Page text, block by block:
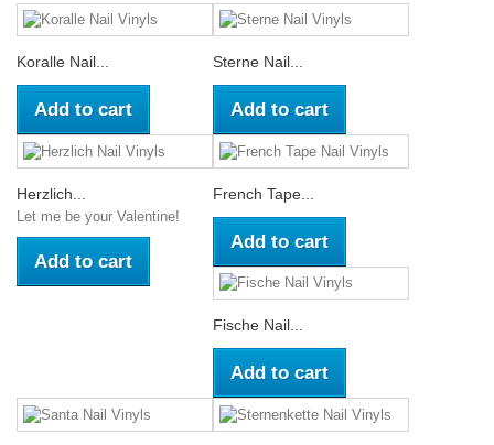
Koralle Nail...
Add to cart
Sterne Nail...
Add to cart
Herzlich...
Let me be your Valentine!
Add to cart
French Tape...
Add to cart
Fische Nail...
Add to cart